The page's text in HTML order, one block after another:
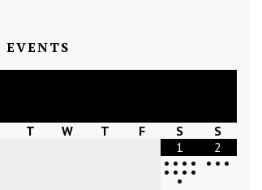
EVENTS
T W T F S
S
1
• • • •
• • • •
•
2
• • •